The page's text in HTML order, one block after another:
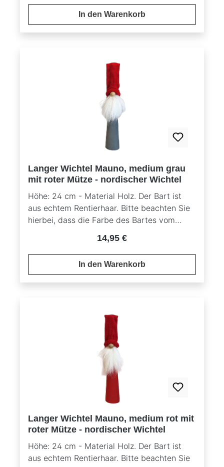
In den Warenkorb
Langer Wichtel Mauno, medium grau
mit roter Mütze - nordischer Wichtel
Höhe: 24 cm - Material Holz. Der Bart ist
aus echtem Rentierhaar. Bitte beachten Sie
hierbei, dass die Farbe des Bartes vom
ein Naturprodukt handelt.
Regulärer Preis:
14,95 €
In den Warenkorb
Langer Wichtel Mauno, medium rot mit
roter Mütze - nordischer Wichtel
Höhe: 24 cm - Material Holz. Der Bart ist
aus echtem Rentierhaar. Bitte beachten Sie